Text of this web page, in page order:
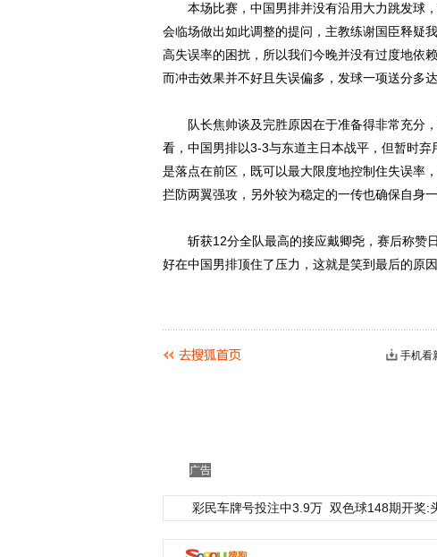
本场比赛，中国男排并没有沿用大力跳发球，
会临场做出如此调整的提问，主教练谢国臣释疑
高失误率的困扰，所以我们今晚并没有过度地依
而冲击效果并不好且失误偏多，发球一项送分多达
队长焦帅谈及完胜原因在于准备得非常充分，
看，中国男排以3-3与东道主日本战平，但暂时
是落点在前区，既可以最大限度地控制住失误率
拦防两翼强攻，另外较为稳定的一传也确保自身
斩获12分全队最高的接应戴卿尧，赛后称赞日
好在中国男排顶住了压力，这就是笑到最后的原因
手机看
广告
彩民车牌号投注中3.9万 双色球148期开奖: